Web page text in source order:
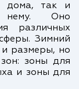
дома, так и
нему. Оно
различных
Зимний
размеры, но
зоны для
и зоны для